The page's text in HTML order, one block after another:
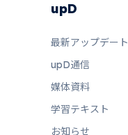
upD
最新アップデート
upD通信
媒体資料
学習テキスト
お知らせ